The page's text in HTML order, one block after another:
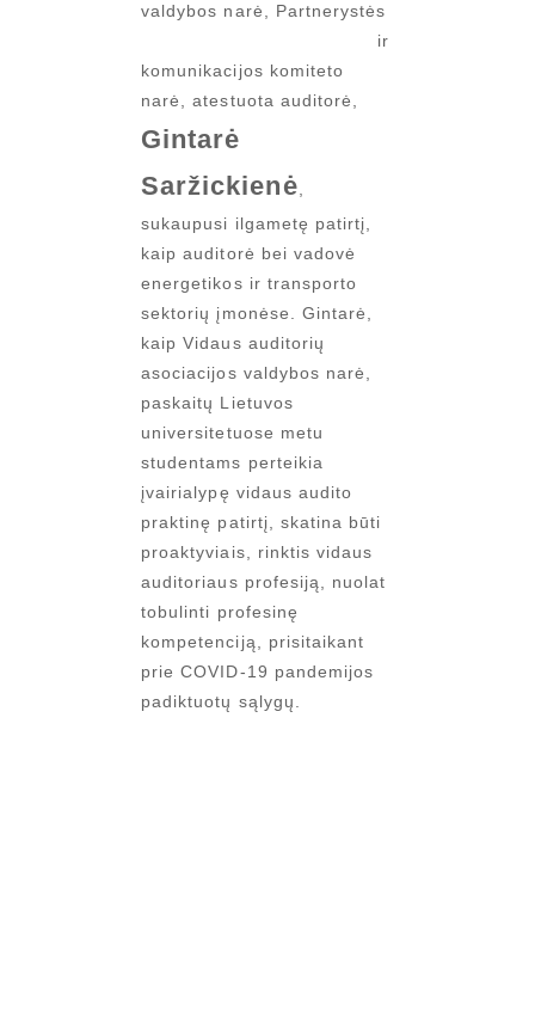
valdybos narė, Partnerystės
ir
komunikacijos komiteto
narė, atestuota auditorė,
Gintarė
Saržickienė
sukaupusi ilgametę patirtį,
kaip auditorė bei vadovė
energetikos ir transporto
sektorių įmonėse. Gintarė,
kaip Vidaus auditorių
asociacijos valdybos narė,
paskaitų Lietuvos
universitetuose metu
studentams perteikia
įvairialypę vidaus audito
praktinę patirtį, skatina būti
proaktyviais, rinktis vidaus
auditoriaus profesiją, nuolat
tobulinti profesinę
kompetenciją, prisitaikant
prie COVID-19 pandemijos
padiktuotų sąlygų.